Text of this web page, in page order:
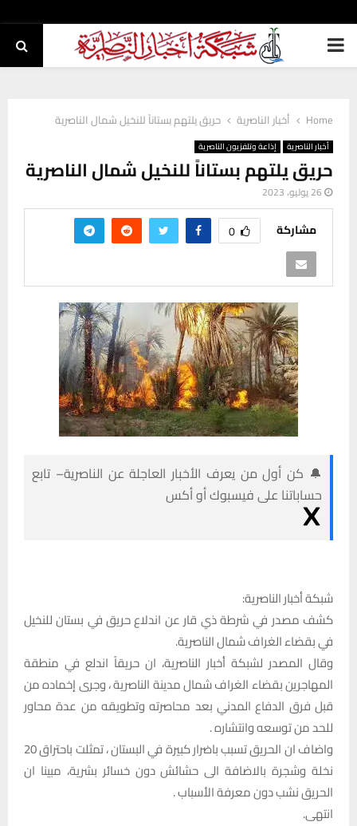
PRIMARY
Home أخبار الناصرية حريق يلتهم بستاناً للنخيل شمال الناصرية
أخبار الناصرية إذاعة وتلفزيون الناصرية
حريق يلتهم بستاناً للنخيل شمال الناصرية
26 يوليو، 2023
مشاركة 0
🔔 كن أول من يعرف الأخبار العاجلة عن الناصرية– تابع
حساباتنا على فيسبوك أو أكس
شبكة أخبار الناصرية:
كشف مصدر في شرطة ذي قار عن اندلاع حريق في بستان للنخيل
في بقضاء الغراف شمال الناصرية.
وقال المصدر لشبكة أخبار الناصرية، ان حريقاً اندلع في منطقة
المهاجرين بقضاء الغراف شمال مدينة الناصرية ، وجرى إخماده من
قبل فرق الدفاع المدني بعد محاصرته وتطويقه من عدة محاور
للحد من توسعه وانتشاره .
واضاف ان الحريق تسبب باضرار كبيرة في البستان ، تمثلت باحتراق 20
نخلة وشجرة بالاضافة الى حشائش دون خسائر بشرية، مبينا ان
الحريق نشب دون معرفة الأسباب .
انتهى.